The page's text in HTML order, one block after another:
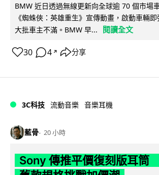
BMW 近日透過無線更新向全球逾 70 個市場
《蜘蛛俠：英雄重生》宣傳動畫，啟動車輛
大批車主不滿。BMW 早...
閱讀全文
30 4 ↗ 分享
3C科技 流動音樂 音樂耳機
藍骨 20 小時
Sony 傳推平價復刻版耳筒